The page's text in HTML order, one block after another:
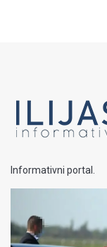
Informativni portal.